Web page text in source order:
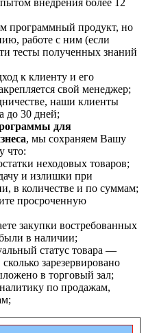
программный продукт, но
работе с ним (если
тесты полученных знаний
к клиенту и его
свой менеджер;
наши клиенты
до 30 дней;
для
, мы сохраняем Вашу
что:
неходовых товаров;
и излишки при
в количестве и по суммам;
просроченную
закупки востребованных
в наличии;
статус товара —
зарезервировано
в торговый зал;
по продажам,